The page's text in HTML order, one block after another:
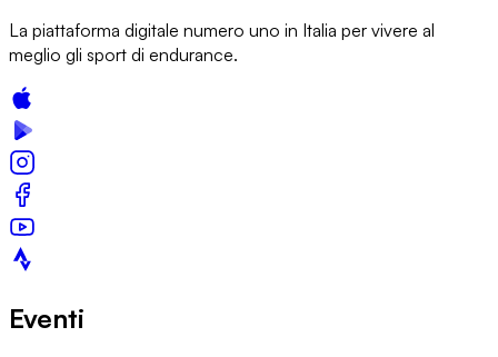
La piattaforma digitale numero uno in Italia per vivere al
meglio gli sport di endurance.
Eventi